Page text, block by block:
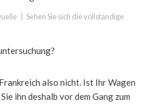
Sehen Sie sich die vollständige
also nicht. Ist Ihr Wagen
ihn deshalb vor dem Gang zum